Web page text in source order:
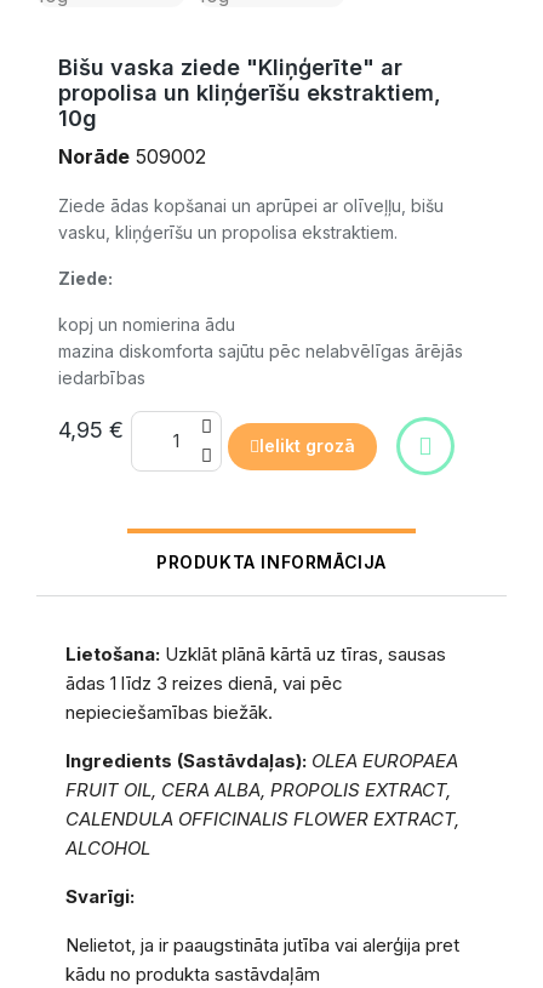
Bišu vaska ziede "Kliņģerīte" ar
propolisa un kliņģerīšu ekstraktiem,
10g
Norāde 509002
Ziede ādas kopšanai un aprūpei ar olīveļļu, bišu
vasku, kliņģerīšu un propolisa ekstraktiem.
Ziede:
kopj un nomierina ādu
mazina diskomforta sajūtu pēc nelabvēlīgas ārējās
iedarbības
4,95 €
Ielikt grozā
PRODUKTA INFORMĀCIJA
Lietošana: Uzklāt plānā kārtā uz tīras, sausas
ādas 1 līdz 3 reizes dienā, vai pēc
nepieciešamības biežāk.
Ingredients (Sastāvdaļas): OLEA EUROPAEA
FRUIT OIL, CERA ALBA, PROPOLIS EXTRACT,
CALENDULA OFFICINALIS FLOWER EXTRACT,
ALCOHOL
Svarīgi:
Nelietot, ja ir paaugstināta jutība vai alerģija pret
kādu no produkta sastāvdaļām